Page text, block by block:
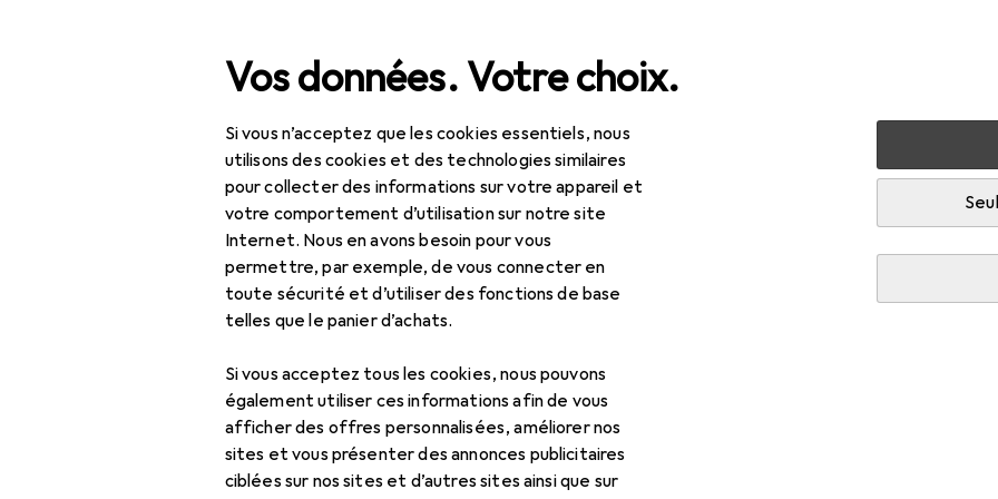
Vos données. Votre choix.
Si vous n’acceptez que les cookies essentiels, nous
utilisons des cookies et des technologies similaires
pour collecter des informations sur votre appareil et
votre comportement d’utilisation sur notre site
Internet. Nous en avons besoin pour vous
permettre, par exemple, de vous connecter en
toute sécurité et d’utiliser des fonctions de base
telles que le panier d’achats.
Si vous acceptez tous les cookies, nous pouvons
également utiliser ces informations afin de vous
afficher des offres personnalisées, améliorer nos
sites et vous présenter des annonces publicitaires
ciblées sur nos sites et d’autres sites ainsi que sur
Recherche
Tout l'assortiment IT + multimédia Périphériques
Souris + claviers
DécouvrirForum
Point de vue